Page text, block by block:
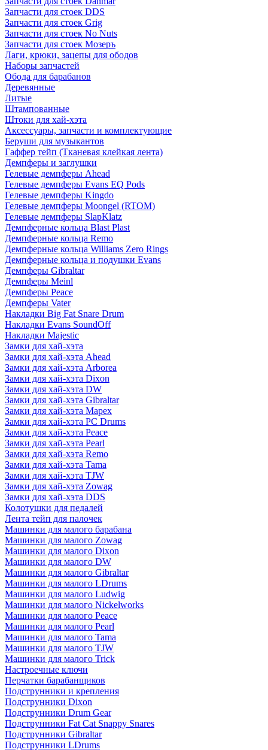
Запчасти для стоек DDS
Запчасти для стоек Grig
Запчасти для стоек No Nuts
Запчасти для стоек Мозеръ
Лаги, крюки, зацепы для ободов
Наборы запчастей
Обода для барабанов
Деревянные
Литые
Штампованные
Штоки для хай-хэта
Аксессуары, запчасти и комплектующие
Беруши для музыкантов
Гаффер тейп (Тканевая клейкая лента)
Демпферы и заглушки
Гелевые демпферы Ahead
Гелевые демпферы Evans EQ Pods
Гелевые демпферы Kingdo
Гелевые демпферы Moongel (RTOM)
Гелевые демпферы SlapKlatz
Демпферные кольца Blast Plast
Демпферные кольца Remo
Демпферные кольца Williams Zero Rings
Демпферные кольца и подушки Evans
Демпферы Gibraltar
Демпферы Meinl
Демпферы Peace
Демпферы Vater
Накладки Big Fat Snare Drum
Накладки Evans SoundOff
Накладки Majestic
Замки для хай-хэта
Замки для хай-хэта Ahead
Замки для хай-хэта Arborea
Замки для хай-хэта Dixon
Замки для хай-хэта DW
Замки для хай-хэта Gibraltar
Замки для хай-хэта Mapex
Замки для хай-хэта PC Drums
Замки для хай-хэта Peace
Замки для хай-хэта Pearl
Замки для хай-хэта Remo
Замки для хай-хэта Tama
Замки для хай-хэта TJW
Замки для хай-хэта Zowag
Замки для хай-хэта DDS
Колотушки для педалей
Лента тейп для палочек
Машинки для малого барабана
Машинки для малого Zowag
Машинки для малого Dixon
Машинки для малого DW
Машинки для малого Gibraltar
Машинки для малого LDrums
Машинки для малого Ludwig
Машинки для малого Nickelworks
Машинки для малого Peace
Машинки для малого Pearl
Машинки для малого Tama
Машинки для малого TJW
Машинки для малого Trick
Настроечные ключи
Перчатки барабанщиков
Подструнники и крепления
Подструнники Dixon
Подструнники Drum Gear
Подструнники Fat Cat Snappy Snares
Подструнники Gibraltar
Подструнники LDrums